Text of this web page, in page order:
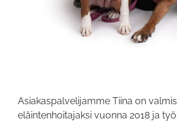
Asiakaspalvelijamme Tiina on
eläintenhoitajaksi vuonna 2018 ja